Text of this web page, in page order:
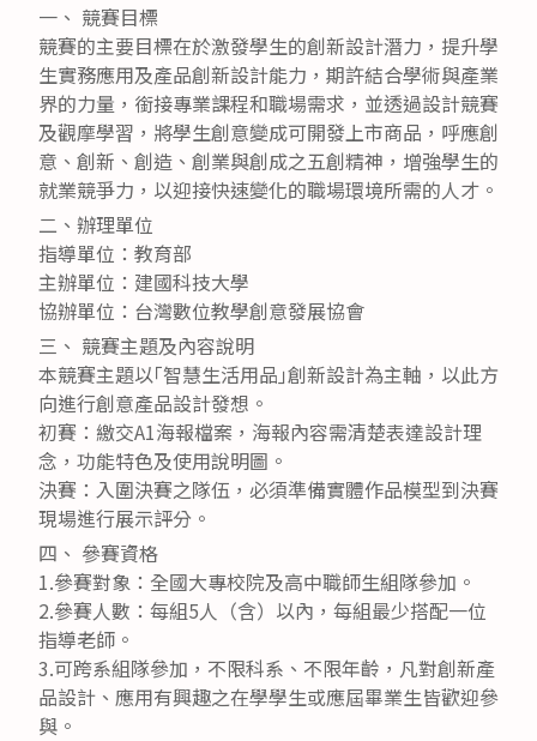
一、 競賽目標
競賽的主要目標在於激發學生的創新設計潛力，提升學
生實務應用及產品創新設計能力，期許結合學術與產業
界的力量，銜接專業課程和職場需求，並透過設計競賽
及觀摩學習，將學生創意變成可開發上市商品，呼應創
意、創新、創造、創業與創成之五創精神，增強學生的
就業競爭力，以迎接快速變化的職場環境所需的人才。
二、辦理單位
指導單位：教育部
主辦單位：建國科技大學
協辦單位：台灣數位教學創意發展協會
三、 競賽主題及內容說明
本競賽主題以｢智慧生活用品｣創新設計為主軸，以此方
向進行創意產品設計發想。
初賽：繳交A1海報檔案，海報內容需清楚表達設計理
念，功能特色及使用說明圖。
決賽：入圍決賽之隊伍，必須準備實體作品模型到決賽
現場進行展示評分。
四、 參賽資格
1.參賽對象：全國大專校院及高中職師生組隊參加。
2.參賽人數：每組5人（含）以內，每組最少搭配一位
指導老師。
3.可跨系組隊參加，不限科系、不限年齡，凡對創新產
品設計、應用有興趣之在學學生或應屆畢業生皆歡迎參
與。